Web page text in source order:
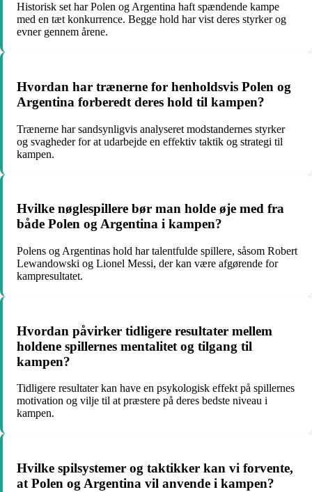
Historisk set har Polen og Argentina haft spændende kampe
med en tæt konkurrence. Begge hold har vist deres styrker og
evner gennem årene.
Hvordan har trænerne for henholdsvis Polen og
Argentina forberedt deres hold til kampen?
Trænerne har sandsynligvis analyseret modstandernes styrker
og svagheder for at udarbejde en effektiv taktik og strategi til
kampen.
Hvilke nøglespillere bør man holde øje med fra
både Polen og Argentina i kampen?
Polens og Argentinas hold har talentfulde spillere, såsom Robert
Lewandowski og Lionel Messi, der kan være afgørende for
kampresultatet.
Hvordan påvirker tidligere resultater mellem
holdene spillernes mentalitet og tilgang til
kampen?
Tidligere resultater kan have en psykologisk effekt på spillernes
motivation og vilje til at præstere på deres bedste niveau i
kampen.
Hvilke spilsystemer og taktikker kan vi forvente,
at Polen og Argentina vil anvende i kampen?